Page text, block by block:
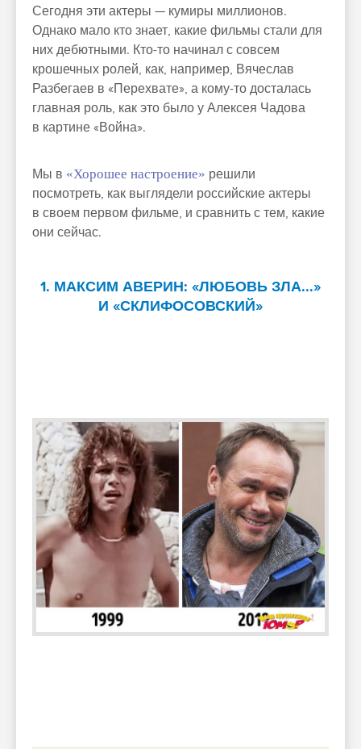
Сегодня эти актеры — кумиры миллионов.
Однако мало кто знает, какие фильмы стали для
них дебютными. Кто-то начинал с совсем
крошечных ролей, как, например, Вячеслав
Разбегаев в «Перехвате», а кому-то досталась
главная роль, как это было у Алексея Чадова
в картине «Война».
Мы в «Хорошее настроение» решили
посмотреть, как выглядели российские актеры
в своем первом фильме, и сравнить с тем, какие
они сейчас.
1. МАКСИМ АВЕРИН: «ЛЮБОВЬ ЗЛА...»
И «СКЛИФОСОВСКИЙ»